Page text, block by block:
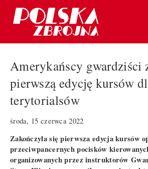
Amerykańscy gwardziści
pierwszą edycję kursów
terytorialsów
środa, 15 czerwca 2022
Zakończyła się pierwsza edycja kursów
przeciwpancernych pocisków
organizowanych przez instruktorów